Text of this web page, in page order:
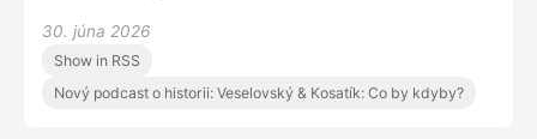
vybudovat dva státy, které by vedle sebe dokázaly žít?
A proč je právě Česko jedním z nejbližších spojenců
Izraele?
30. júna 2026
Show in RSS
Nový podcast o historii: Veselovský & Kosatík: Co by kdyby?